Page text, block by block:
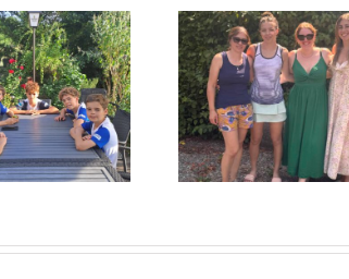
1 / Hitzeschlacht
wurde nicht belohnt
Herren 30 –
zweiter